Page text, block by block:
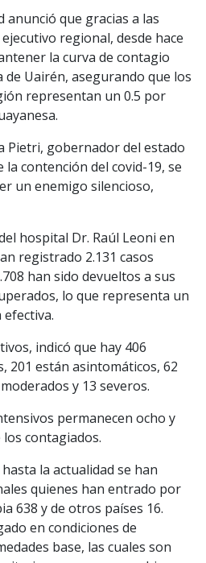
anunció que gracias a las
regional, desde hace
la curva de contagio
de Uairén, asegurando que los
representan un 0.5 por
Pietri, gobernador del estado
contención del covid-19, se
un enemigo silencioso,
hospital Dr. Raúl Leoni en
registrado 2.131 casos
han sido devueltos a sus
lo que representa un
efectiva.
indicó que hay 406
201 están asintomáticos, 62
y 13 severos.
permanecen ocho y
contagiados.
la actualidad se han
quienes han entrado por
638 y de otros países 16.
en condiciones de
base, las cuales son